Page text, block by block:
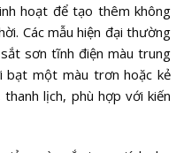
hoạt để tạo thêm không
Các mẫu hiện đại thường
sơn tĩnh điện màu trung
bạt một màu trơn hoặc kẻ
lịch, phù hợp với kiến